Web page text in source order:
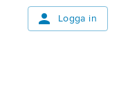
Logga in